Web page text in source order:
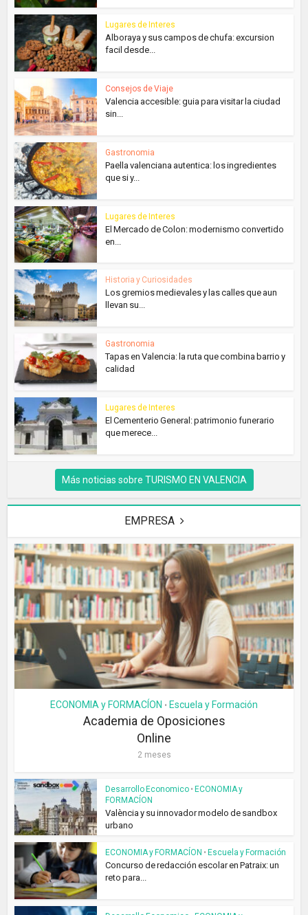
Lugares de Interes
Alboraya y sus campos de chufa: excursion
facil desde...
Consejos de Viaje
Valencia accesible: guia para visitar la ciudad
sin...
Gastronomia
Paella valenciana autentica: los ingredientes
que si y...
Lugares de Interes
El Mercado de Colon: modernismo convertido
en...
Historia y Curiosidades
Los gremios medievales y las calles que aun
llevan su...
Gastronomia
Tapas en Valencia: la ruta que combina barrio y
calidad
Lugares de Interes
El Cementerio General: patrimonio funerario
que merece...
Más noticias sobre TURISMO EN VALENCIA
EMPRESA
ECONOMIA y FORMACÍON • Escuela y Formación
Academia de Oposiciones
Online
2 meses
Desarrollo Economico • ECONOMIA y
FORMACÍON
València y su innovador modelo de sandbox
urbano
ECONOMIA y FORMACÍON • Escuela y Formación
Concurso de redacción escolar en Patraix: un
reto para...